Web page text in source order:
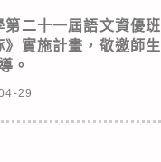
二十一屆語文資優班
實施計畫，敬邀師生
。
29